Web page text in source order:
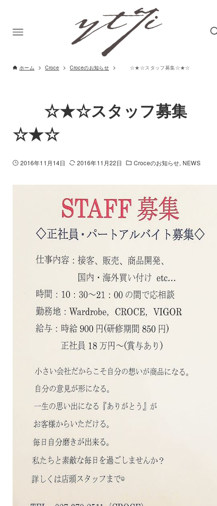
ホーム Croce Croceのお知らせ ☆★☆スタッフ募集☆★☆
☆★☆スタッフ募集
☆★☆
2016年11月14日 2016年11月22日 Croceのお知らせ NEWS